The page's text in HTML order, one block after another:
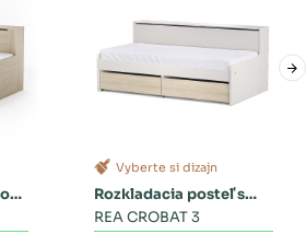
Vyberte si dizajn
Rozkladacia posteľ s
dvoma zásuvkami a
REA CROBAT 3